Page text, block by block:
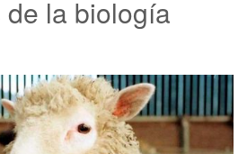
la biología